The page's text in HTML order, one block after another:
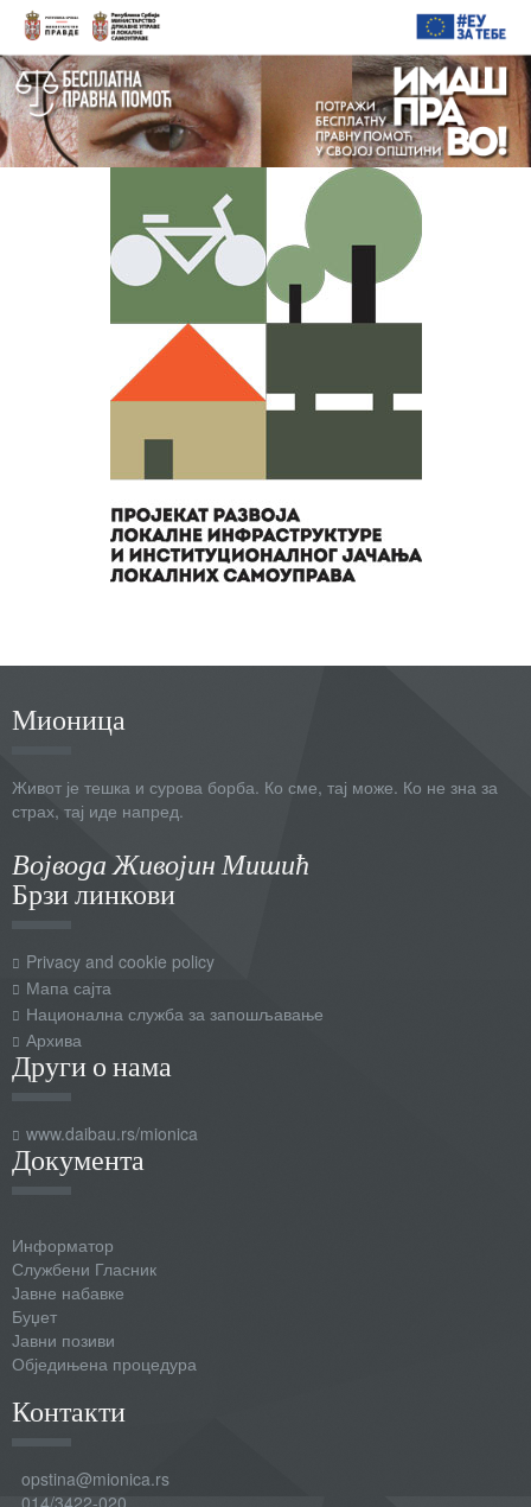
Мионица
Живот је тешка и сурова борба. Ко сме, тај може. Ко не зна за
страх, тај иде напред.
Војвода Живојин Мишић
Брзи линкови
Privacy and cookie policy
Мапа сајта
Национална служба за запошљавање
Архива
Други о нама
www.daibau.rs/mionica
Документа
Информатор
Службени Гласник
Јавне набавке
Буџет
Јавни позиви
Обједињена процедура
Контакти
opstina@mionica.rs